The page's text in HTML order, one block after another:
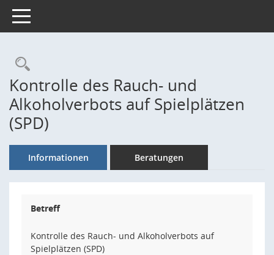
Toggle navigation
Rechercheauswahl
Kontrolle des Rauch- und
Alkoholverbots auf Spielplätzen
(SPD)
Informationen Beratungen
Betreff
Kontrolle des Rauch- und Alkoholverbots auf
Spielplätzen (SPD)